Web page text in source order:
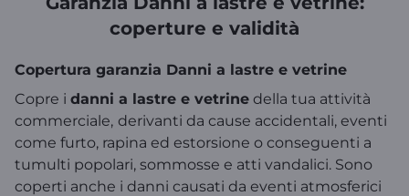
coperture e validità
Copertura garanzia Danni a lastre e vetrine
Copre i danni a lastre e vetrine della tua attività
commerciale, derivanti da cause accidentali, eventi
come furto, rapina ed estorsione o conseguenti a
tumulti popolari, sommosse e atti vandalici. Sono
coperti anche i danni causati da eventi atmosferici